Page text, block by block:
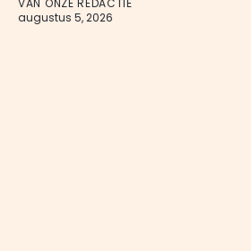
VAN ONZE REDACTIE
augustus 5, 2026